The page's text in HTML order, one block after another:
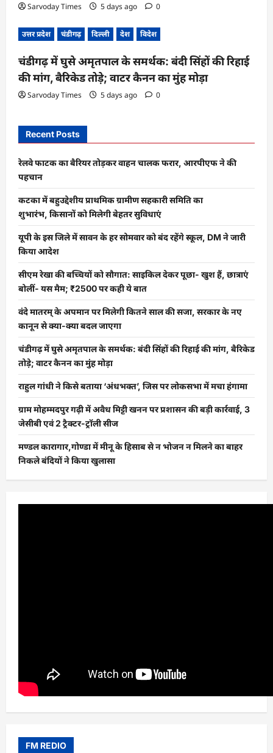
Sarvoday Times 5 days ago 0
उत्तर प्रदेश चंडीगढ़ दिल्ली देश विदेश
चंडीगढ़ में घुसे अमृतपाल के समर्थक: बंदी सिंहों की रिहाई
की मांग, बैरिकेड तोड़े; वाटर कैनन का मुंह मोड़ा
Sarvoday Times 5 days ago 0
Recent Posts
रेलवे फाटक का बैरियर तोड़कर वाहन चालक फरार, आरपीएफ ने की
पहचान
कटका में बहुउद्देशीय प्राथमिक ग्रामीण सहकारी समिति का
शुभारंभ, किसानों को मिलेगी बेहतर सुविधाएं
यूपी के इस जिले में सावन के हर सोमवार को बंद रहेंगे स्कूल, DM ने जारी
किया आदेश
सीएम रेखा की बच्चियों को सौगात: साइकिल देकर पूछा- खुश हैं, छात्राएं
बोलीं- यस मैम; ₹2500 पर कही ये बात
वंदे मातरम् के अपमान पर मिलेगी कितने साल की सजा, सरकार के नए
कानून से क्या-क्या बदल जाएगा
चंडीगढ़ में घुसे अमृतपाल के समर्थक: बंदी सिंहों की रिहाई की मांग, बैरिकेड
तोड़े; वाटर कैनन का मुंह मोड़ा
राहुल गांधी ने किसे बताया ‘अंधभक्त’, जिस पर लोकसभा में मचा हंगामा
ग्राम मोहम्मदपुर गढ़ी में अवैध मिट्टी खनन पर प्रशासन की बड़ी कार्रवाई, 3
जेसीबी एवं 2 ट्रैक्टर-ट्रॉली सीज
मण्डल कारागार,गोण्डा में मीनू के हिसाब से न भोजन न मिलने का बाहर
निकले बंदियों ने किया खुलासा
FM REDIO